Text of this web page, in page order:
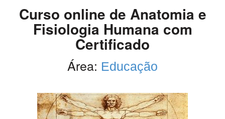
Curso online de Anatomia e
Fisiologia Humana com
Certificado
Área: Educação